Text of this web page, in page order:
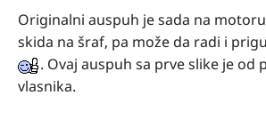
Originalni auspuh je sada na
skida na šraf, pa može da radi i
. Ovaj auspuh sa prve slike je od
vlasnika.